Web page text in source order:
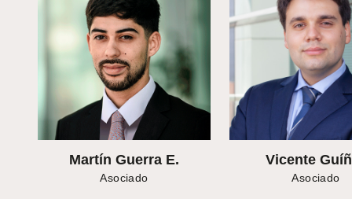
Martín Guerra E.
Asociado
Vicente
Asociado